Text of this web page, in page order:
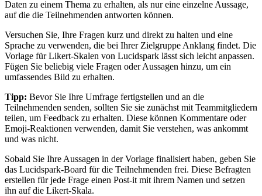
Daten zu einem Thema zu erhalten, als nur eine einzelne Aussage,
auf die die Teilnehmenden antworten können.
Versuchen Sie, Ihre Fragen kurz und direkt zu halten und eine
Sprache zu verwenden, die bei Ihrer Zielgruppe Anklang findet. Die
Vorlage für Likert-Skalen von Lucidspark lässt sich leicht anpassen.
Fügen Sie beliebig viele Fragen oder Aussagen hinzu, um ein
umfassendes Bild zu erhalten.
Tipp: Bevor Sie Ihre Umfrage fertigstellen und an die
Teilnehmenden senden, sollten Sie sie zunächst mit Teammitgliedern
teilen, um Feedback zu erhalten. Diese können Kommentare oder
Emoji-Reaktionen verwenden, damit Sie verstehen, was ankommt
und was nicht.
Sobald Sie Ihre Aussagen in der Vorlage finalisiert haben, geben Sie
das Lucidspark-Board für die Teilnehmenden frei. Diese Befragten
erstellen für jede Frage einen Post-it mit ihrem Namen und setzen
ihn auf die Likert-Skala.